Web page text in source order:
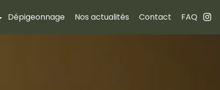
Dépigeonnage Nos actualités Contact FAQ